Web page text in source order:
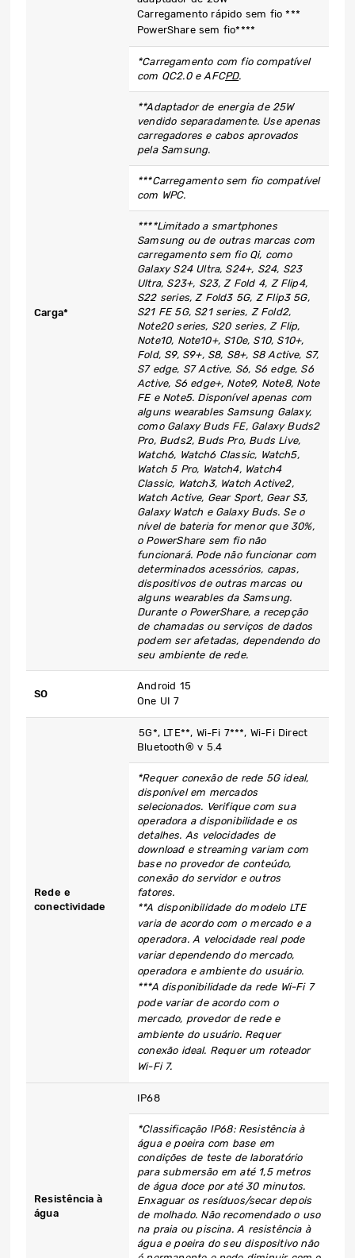
Carga*
Carregamento rápido sem fio ***
PowerShare sem fio****
*Carregamento com fio compatível
com QC2.0 e AFCPD.
**Adaptador de energia de 25W
vendido separadamente. Use apenas
carregadores e cabos aprovados
pela Samsung.
***Carregamento sem fio compatível
com WPC.
****Limitado a smartphones
Samsung ou de outras marcas com
carregamento sem fio Qi, como
Galaxy S24 Ultra, S24+, S24, S23
Ultra, S23+, S23, Z Fold 4, Z Flip4,
S22 series, Z Fold3 5G, Z Flip3 5G,
S21 FE 5G, S21 series, Z Fold2,
Note20 series, S20 series, Z Flip,
Note10, Note10+, S10e, S10, S10+,
Fold, S9, S9+, S8, S8+, S8 Active, S7,
S7 edge, S7 Active, S6, S6 edge, S6
Active, S6 edge+, Note9, Note8, Note
FE e Note5. Disponível apenas com
alguns wearables Samsung Galaxy,
como Galaxy Buds FE, Galaxy Buds2
Pro, Buds2, Buds Pro, Buds Live,
Watch6, Watch6 Classic, Watch5,
Watch 5 Pro, Watch4, Watch4
Classic, Watch3, Watch Active2,
Watch Active, Gear Sport, Gear S3,
Galaxy Watch e Galaxy Buds. Se o
nível de bateria for menor que 30%,
o PowerShare sem fio não
funcionará. Pode não funcionar com
determinados acessórios, capas,
dispositivos de outras marcas ou
alguns wearables da Samsung.
Durante o PowerShare, a recepção
de chamadas ou serviços de dados
podem ser afetadas, dependendo do
seu ambiente de rede.
SO
Android 15
One UI 7
Rede e
conectividade
5G*, LTE**, Wi-Fi 7***, Wi-Fi Direct
Bluetooth® v 5.4
*Requer conexão de rede 5G ideal,
disponível em mercados
selecionados. Verifique com sua
operadora a disponibilidade e os
detalhes. As velocidades de
download e streaming variam com
base no provedor de conteúdo,
conexão do servidor e outros
fatores.
**A disponibilidade do modelo LTE
varia de acordo com o mercado e a
operadora. A velocidade real pode
variar dependendo do mercado,
operadora e ambiente do usuário.
***A disponibilidade da rede Wi-Fi 7
pode variar de acordo com o
mercado, provedor de rede e
ambiente do usuário. Requer
conexão ideal. Requer um roteador
Wi-Fi 7.
Resistência à
água
IP68
*Classificação IP68: Resistência à
água e poeira com base em
condições de teste de laboratório
para submersão em até 1,5 metros
de água doce por até 30 minutos.
Enxaguar os resíduos/secar depois
de molhado. Não recomendado o uso
na praia ou piscina. A resistência à
água e poeira do seu dispositivo não